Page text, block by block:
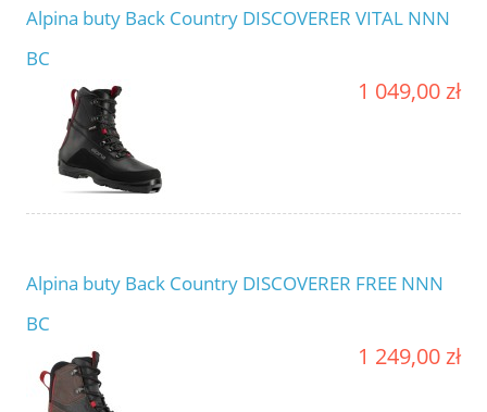
Alpina buty Back Country DISCOVERER VITAL NNN
BC
1 049,00 zł
Alpina buty Back Country DISCOVERER FREE NNN
BC
1 249,00 zł